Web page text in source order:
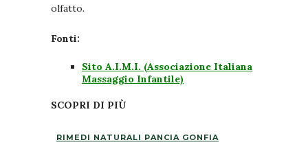
olfatto.
Fonti:
Sito A.I.M.I. (Associazione Italiana
Massaggio Infantile)
SCOPRI DI PIÙ
RIMEDI NATURALI PANCIA GONFIA